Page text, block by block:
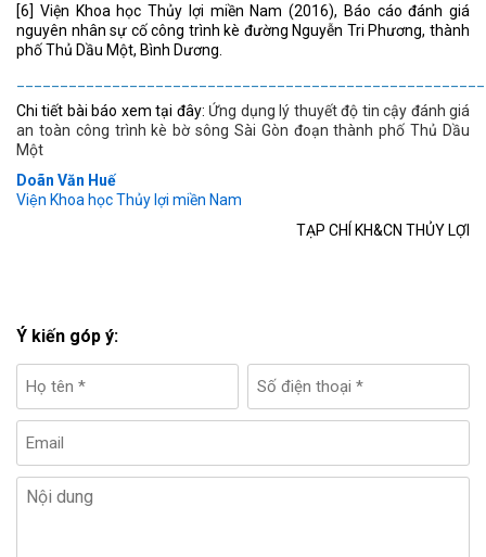
[6] Viện Khoa học Thủy lợi miền Nam (2016), Báo cáo đánh giá
nguyên nhân sự cố công trình kè đường Nguyễn Tri Phương, thành
phố Thủ Dầu Một, Bình Dương.
Chi tiết bài báo xem tại đây: Ứng dụng lý thuyết độ tin cậy đánh giá
an toàn công trình kè bờ sông Sài Gòn đoạn thành phố Thủ Dầu
Một
Doãn Văn Huế
Viện Khoa học Thủy lợi miền Nam
TẠP CHÍ KH&CN THỦY LỢI
Ý kiến góp ý: